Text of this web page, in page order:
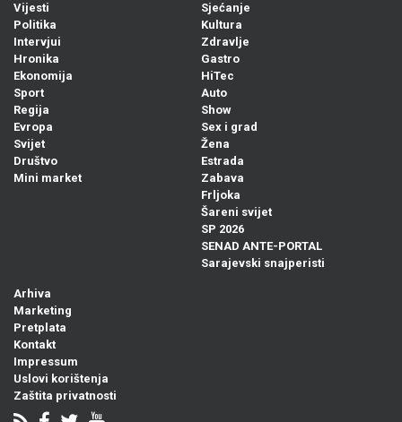
Vijesti
Politika
Intervjui
Hronika
Ekonomija
Sport
Regija
Evropa
Svijet
Društvo
Mini market
Sjećanje
Kultura
Zdravlje
Gastro
HiTec
Auto
Show
Sex i grad
Žena
Estrada
Zabava
Frljoka
Šareni svijet
SP 2026
SENAD ANTE-PORTAL
Sarajevski snajperisti
Arhiva
Marketing
Pretplata
Kontakt
Impressum
Uslovi korištenja
Zaštita privatnosti